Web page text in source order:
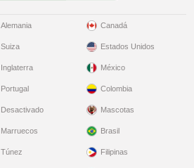
Alemania
Suiza
Inglaterra
Portugal
Desactivado
Canadá
Estados Unidos
México
Colombia
Mascotas
Marruecos
Túnez
Brasil
Filipinas